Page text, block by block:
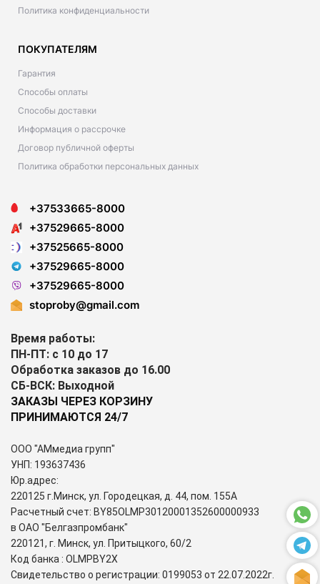
Политика конфиденциальности
ПОКУПАТЕЛЯМ
Гарантия
Способы оплаты
Способы доставки
Информация о рассрочке
Договор публичной оферты
Политика обработки персональных данных
+37533665-8000
+37529665-8000
+37525665-8000
+37529665-8000
+37529665-8000
stoproby@gmail.com
Время работы:
ПН-ПТ: с 10 до 17
Обработка заказов до 16.00
СБ-ВСК: Выходной
ЗАКАЗЫ ЧЕРЕЗ КОРЗИНУ
ПРИНИМАЮТСЯ 24/7
ООО "АМмедиа групп"
УНП: 193637436
Юр.адрес:
220125 г.Минск, ул. Городецкая, д. 44, пом. 155А
Расчетный счет: BY85OLMP30120001352600000933
в ОАО "Белгазпромбанк"
220121, г. Минск, ул. Притыцкого, 60/2
Код банка : OLMPBY2X
Свидетельство о регистрации: 0199053 от 22.07.2022г.